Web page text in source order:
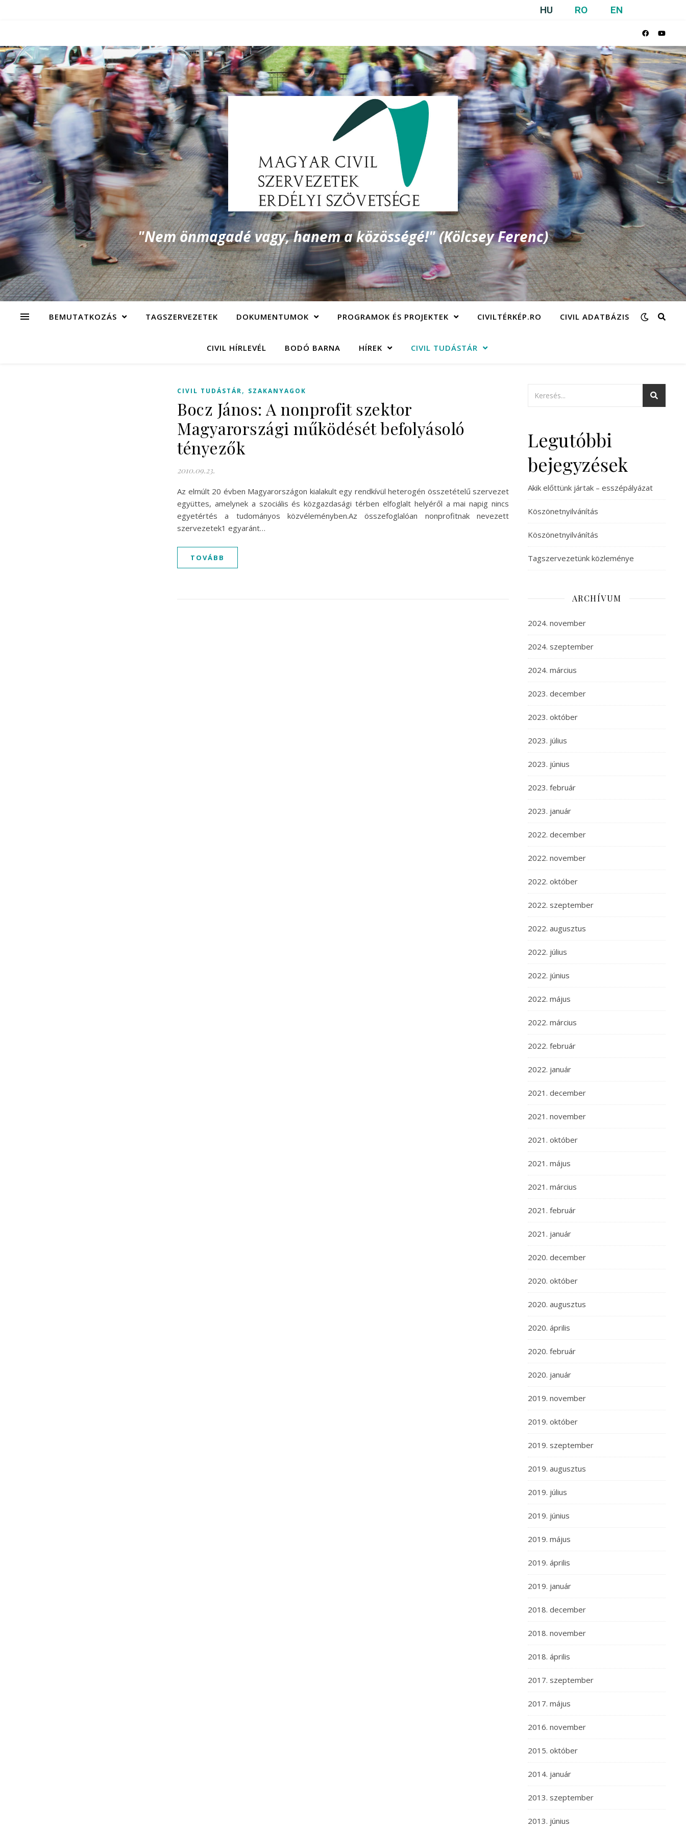
HU RO EN
"Nem önmagadé vagy, hanem a közösségé!" (Kölcsey Ferenc)
BEMUTATKOZÁS TAGSZERVEZETEK DOKUMENTUMOK PROGRAMOK ÉS PROJEKTEK CIVILTÉRKÉP.RO CIVIL ADATBÁZIS
CIVIL HÍRLEVÉL BODÓ BARNA HÍREK CIVIL TUDÁSTÁR
CIVIL TUDÁSTÁR, SZAKANYAGOK
Bocz János: A nonprofit szektor
Magyarországi működését befolyásoló
tényezők
2010.09.23.
Az elmúlt 20 évben Magyarországon kialakult egy rendkívül heterogén összetételű szervezet
együttes, amelynek a szociális és közgazdasági térben elfoglalt helyéről a mai napig nincs
egyetértés a tudományos közvéleményben.Az összefoglalóan nonprofitnak nevezett
szervezetek1 egyaránt…
TOVÁBB
Legutóbbi
bejegyzések
Akik előttünk jártak – esszépályázat
Köszönetnyilvánítás
Köszönetnyilvánítás
Tagszervezetünk közleménye
ARCHÍVUM
2024. november
2024. szeptember
2024. március
2023. december
2023. október
2023. július
2023. június
2023. február
2023. január
2022. december
2022. november
2022. október
2022. szeptember
2022. augusztus
2022. július
2022. június
2022. május
2022. március
2022. február
2022. január
2021. december
2021. november
2021. október
2021. május
2021. március
2021. február
2021. január
2020. december
2020. október
2020. augusztus
2020. április
2020. február
2020. január
2019. november
2019. október
2019. szeptember
2019. augusztus
2019. július
2019. június
2019. május
2019. április
2019. január
2018. december
2018. november
2018. április
2017. szeptember
2017. május
2016. november
2015. október
2014. január
2013. szeptember
2013. június